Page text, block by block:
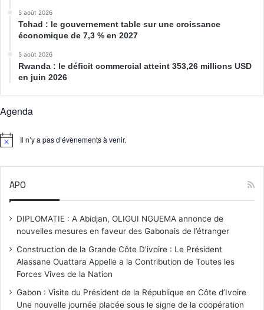
5 août 2026
Tchad : le gouvernement table sur une croissance
économique de 7,3 % en 2027
5 août 2026
Rwanda : le déficit commercial atteint 353,26 millions USD
en juin 2026
Agenda
N
Il n’y a pas d’évènements à venir.
APO
DIPLOMATIE : A Abidjan, OLIGUI NGUEMA annonce de
nouvelles mesures en faveur des Gabonais de l’étranger
Construction de la Grande Côte D'ivoire : Le Président
Alassane Ouattara Appelle a la Contribution de Toutes les
Forces Vives de la Nation
Gabon : Visite du Président de la République en Côte d’Ivoire
Une nouvelle journée placée sous le signe de la coopération